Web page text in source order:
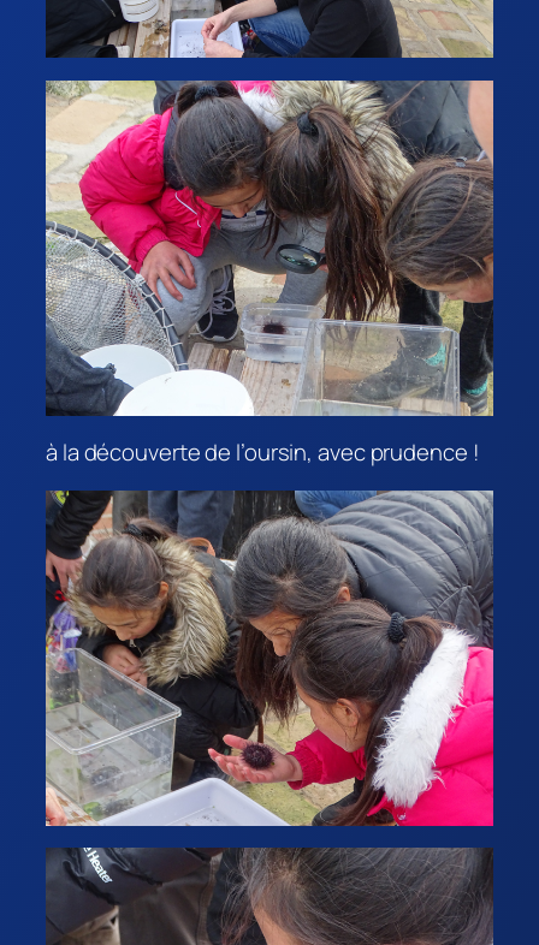
à la découverte de l’oursin, avec prudence !